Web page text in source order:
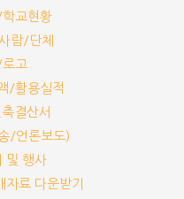
교현황
람/단체
고
/활용실적
결산서
/언론보도)
및 행사
료 다운받기